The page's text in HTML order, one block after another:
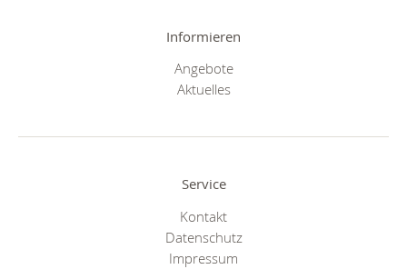
Informieren
Angebote
Aktuelles
Service
Kontakt
Datenschutz
Impressum